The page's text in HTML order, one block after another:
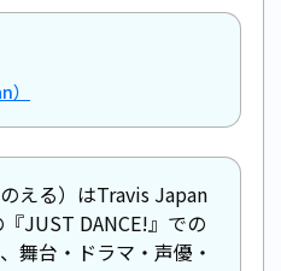
える）はTravis Japan
JUST DANCE!』での
舞台・ドラマ・声優・